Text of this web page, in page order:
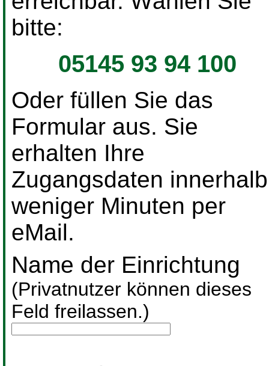
bitte:
05145 93 94 100
Oder füllen Sie das
Formular aus. Sie
erhalten Ihre
Zugangsdaten innerhalb
weniger Minuten per
eMail.
Name der Einrichtung
(Privatnutzer können dieses
Feld freilassen.)